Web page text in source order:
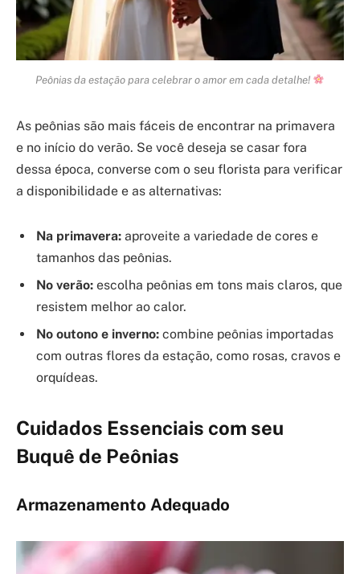
Peônias da estação para celebrar o amor em cada detalhe!
As peônias são mais fáceis de encontrar na primavera
e no início do verão. Se você deseja se casar fora
dessa época, converse com o seu florista para verificar
a disponibilidade e as alternativas:
Na primavera: aproveite a variedade de cores e
tamanhos das peônias.
No verão: escolha peônias em tons mais claros, que
resistem melhor ao calor.
No outono e inverno: combine peônias importadas
com outras flores da estação, como rosas, cravos e
orquídeas.
Cuidados Essenciais com seu
Buquê de Peônias
Armazenamento Adequado